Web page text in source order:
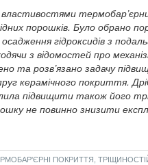
властивостями
порошків. Було обрано
гідроксидів з
з відомостей про
та розв’язано задачу
керамічного покриття.
підвищити також його
не повинно знизити
ПОКРИТТЯ,